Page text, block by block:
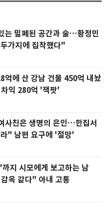
는 밀폐된 공간과 술…황정민
가지에 집착했다"
억에 산 강남 건물 450억 내놨
익 280억 '잭팟'
사친은 생명의 은인…한집서
" 남편 요구에 '절망'
지 시모에게 보고하는 남
옥 같다" 아내 고통